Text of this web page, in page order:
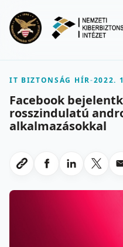
IT BIZTONSÁG HÍR-2022.
Facebook
rosszindulatú
alkalmazásokkal
Link masolasa
MegosztasMegosztas